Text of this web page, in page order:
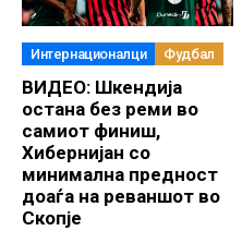
Интернационалци Фудбал
ВИДЕО: Шкендија
остана без реми во
самиот финиш,
Хибернијан со
минимална предност
доаѓа на реваншот во
Скопје